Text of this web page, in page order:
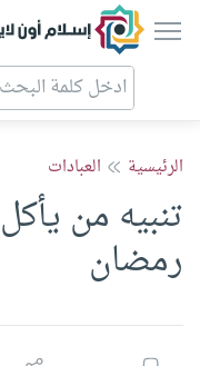
إسلام أون
الرئيسية العبادات
تنبيه من
رمضان